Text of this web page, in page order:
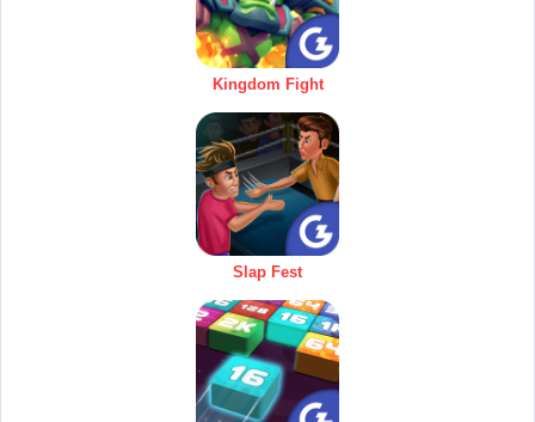
Kingdom Fight
Slap Fest